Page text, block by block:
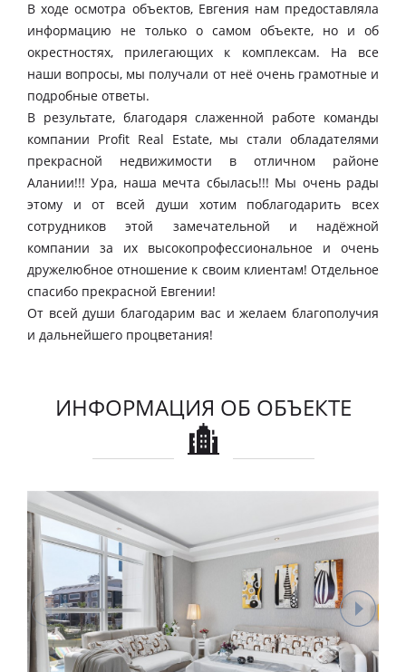
В ходе осмотра объектов, Евгения нам предоставляла
информацию не только о самом объекте, но и об
окрестностях, прилегающих к комплексам. На все
наши вопросы, мы получали от неё очень грамотные и
подробные ответы.
В результате, благодаря слаженной работе команды
компании Profit Real Estate, мы стали обладателями
прекрасной недвижимости в отличном районе
Алании!!! Ура, наша мечта сбылась!!! Мы очень рады
этому и от всей души хотим поблагодарить всех
сотрудников этой замечательной и надёжной
компании за их высокопрофессиональное и очень
дружелюбное отношение к своим клиентам! Отдельное
спасибо прекрасной Евгении!
От всей души благодарим вас и желаем благополучия
и дальнейшего процветания!
ИНФОРМАЦИЯ ОБ ОБЪЕКТЕ